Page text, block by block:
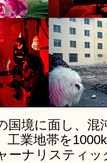
国境に面し、
工業地帯を
ーナリスティッ